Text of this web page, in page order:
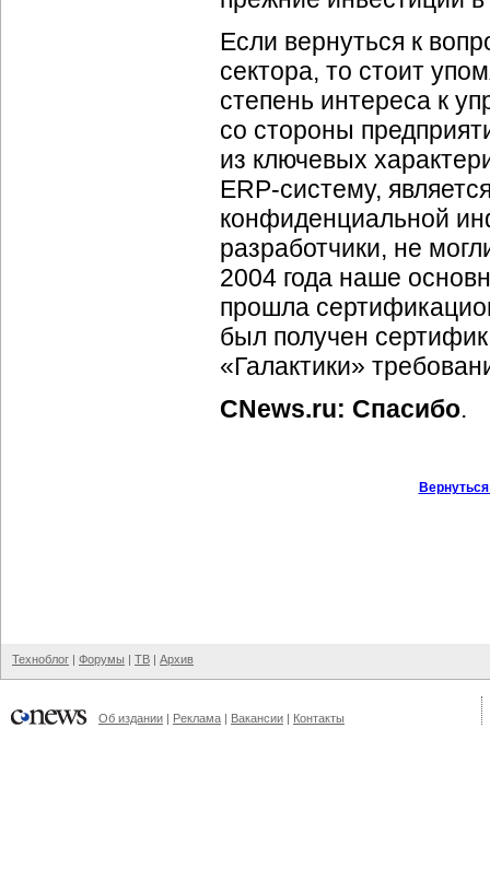
Если вернуться к
сектора, то стоит
степень интереса к
со стороны
из ключевых
ERP-систему,
конфиденциальной
разработчики, не
2004 года наше
прошла
был получен
«Галактики»
CNews.ru: Спасибо.
Техноблог | Форумы | ТВ | Архив
Об издании | Реклама | Вакансии | Контакты